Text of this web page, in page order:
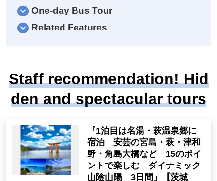
One-day Bus Tour
Related Features
Staff recommendation! Hid
den and spectacular tours
"The first night is a famous
hot spring, Hagi Onsen Villa
ge, Accommodation Aki no
Miyajima, Hagi, Tsuwano, Ts
unoshima Bridge, etc. Enjoy